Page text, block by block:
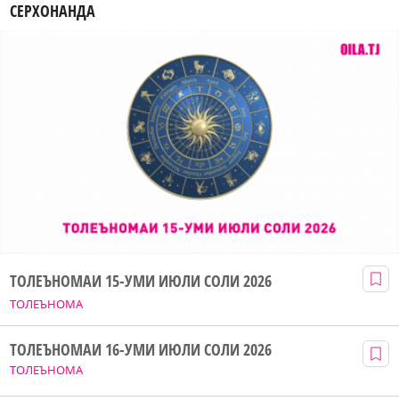
СЕРХОНАНДА
ТОЛЕЪНОМА
ТОЛЕЪНОМАИ 15-УМИ ИЮЛИ СОЛИ 2026
ТОЛЕЪНОМА
ТОЛЕЪНОМАИ 16-УМИ ИЮЛИ СОЛИ 2026